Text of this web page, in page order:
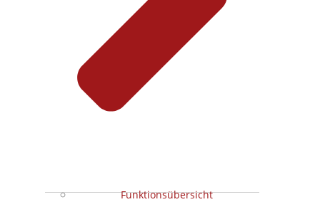
Funktionsübersicht